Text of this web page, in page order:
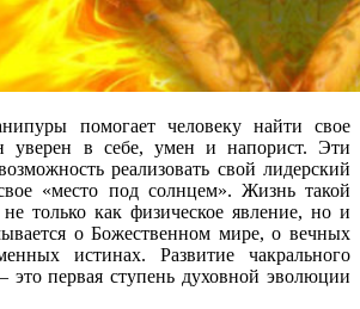
помогает человеку найти свое
в себе, умен и напорист. Эти
реализовать свой лидерский
«место под солнцем». Жизнь такой
только как физическое явление, но и
о Божественном мире, о вечных
истинах. Развитие чакрального
это первая ступень духовной эволюции